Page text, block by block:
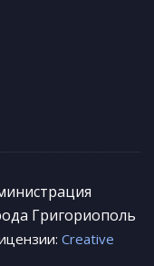
Григориополь
Creative